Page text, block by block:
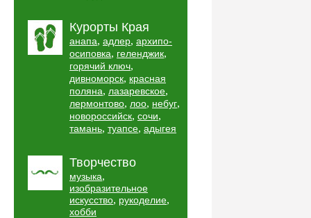
Курорты Края
анапа, адлер, архипо-
осиповка, геленджик,
горячий ключ,
дивноморск, красная
поляна, лазаревское,
лермонтово, лоо, небуг,
новороссийск, сочи,
тамань, туапсе, адыгея
Творчество
музыка,
изобразительное
искусство, рукоделие,
хобби